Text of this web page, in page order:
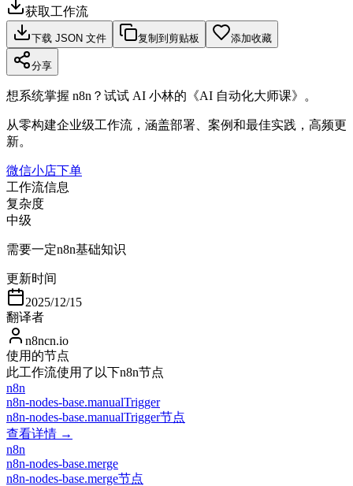
获取工作流
下载 JSON 文件 复制到剪贴板 添加收藏
分享
想系统掌握 n8n？试试 AI 小林的《AI 自动化大师课》。
从零构建企业级工作流，涵盖部署、案例和最佳实践，高频更
新。
微信小店下单
工作流信息
复杂度
中级
需要一定n8n基础知识
更新时间
2025/12/15
翻译者
n8ncn.io
使用的节点
此工作流使用了以下n8n节点
n8n
n8n-nodes-base.manualTrigger
n8n-nodes-base.manualTrigger节点
查看详情 →
n8n
n8n-nodes-base.merge
n8n-nodes-base.merge节点